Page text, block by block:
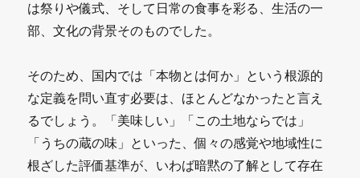
は祭りや儀式、そして日常の食事を彩る、生活の一
部、文化の背景そのものでした。
そのため、国内では「本物とは何か」という根源的
な定義を問い直す必要は、ほとんどなかったと言え
るでしょう。「美味しい」「この土地ならでは」
「うちの蔵の味」といった、個々の感覚や地域性に
根ざした評価基準が、いわば暗黙の了解として存在